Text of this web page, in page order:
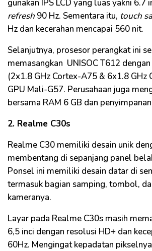
gunakan IPS LCD yang luas yakni 6.7
refresh 90 Hz. Sementara itu, touch
Hz dan kecerahan mencapai 560 nit.
Selanjutnya, prosesor perangkat ini
memasangkan UNISOC T612
(2x1.8 GHz Cortex-A75 & 6x1.8 GHz
GPU Mali-G57. Perusahaan juga
bersama RAM 6 GB dan
2. Realme C30s
Realme C30 memiliki desain unik
membentang di sepanjang panel
Ponsel ini memiliki desain datar di
termasuk bagian samping, tombol,
kameranya.
Layar pada Realme C30s masih
6,5 inci dengan resolusi HD+ dan
60Hz. Mengingat kepadatan